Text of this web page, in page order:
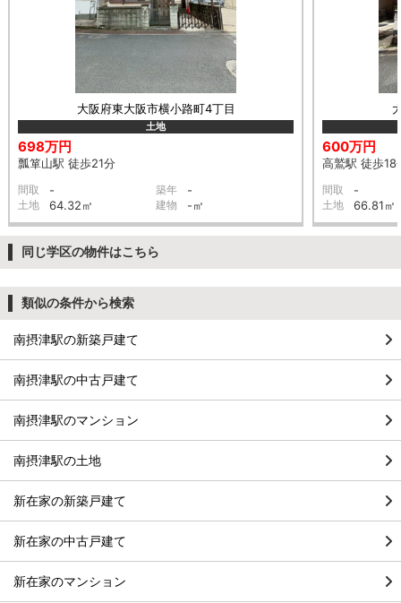
大阪府東大阪市横小路町4丁目
土地
698万円
瓢箪山駅 徒歩21分
間取 - 築年 -
土地 64.32㎡ 建物 -㎡
600万円
高鷲駅 徒歩18
間取 -
土地 66.81㎡
同じ学区の物件はこちら
類似の条件から検索
南摂津駅の新築戸建て
南摂津駅の中古戸建て
南摂津駅のマンション
南摂津駅の土地
新在家の新築戸建て
新在家の中古戸建て
新在家のマンション